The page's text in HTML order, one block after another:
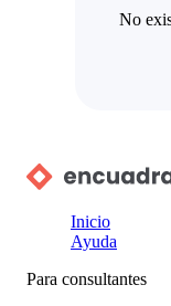
No
Inicio
Ayuda
Para consultantes